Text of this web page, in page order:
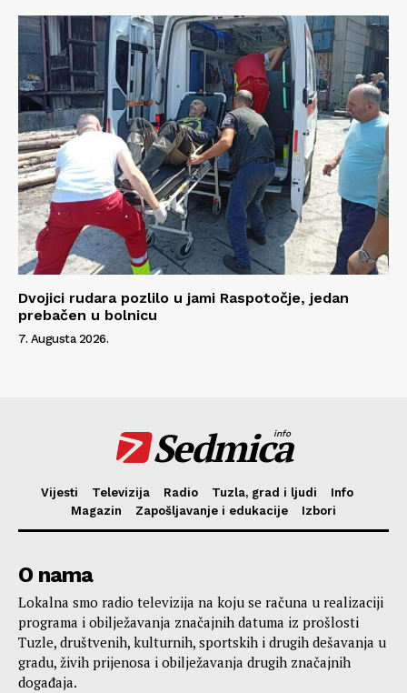
Dvojici rudara pozlilo u jami Raspotočje, jedan
prebačen u bolnicu
7. Augusta 2026.
Sedmica
info
Vijesti Televizija Radio Tuzla, grad i ljudi
Info
Magazin
Zapošljavanje i edukacije Izbori
O nama
Lokalna smo radio televizija na koju se računa u realizaciji
programa i obilježavanja značajnih datuma iz prošlosti
Tuzle, društvenih, kulturnih, sportskih i drugih dešavanja u
gradu, živih prijenosa i obilježavanja drugih značajnih
događaja.